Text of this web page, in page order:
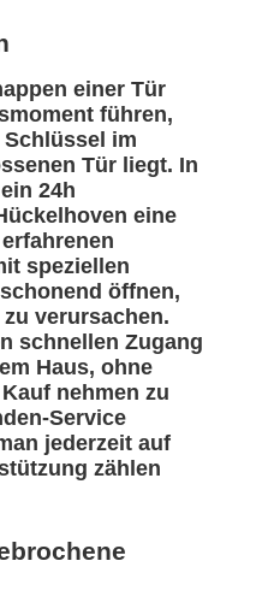
einer Tür
führen,
im
Tür liegt. In
24h
eine
speziellen
öffnen,
verursachen.
schnellen Zugang
Haus, ohne
nehmen zu
Service
jederzeit auf
zählen